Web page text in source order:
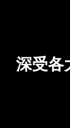
深受各